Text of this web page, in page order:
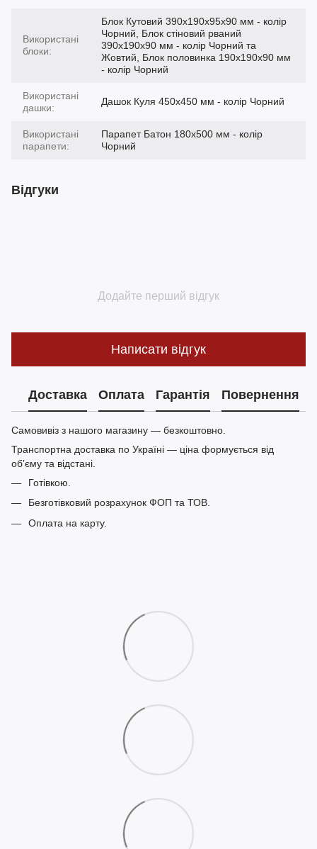
Використані
блоки:
Блок Кутовий 390х190х95х90 мм - колір
Чорний, Блок стіновий рваний
390х190х90 мм - колір Чорний та
Жовтий, Блок половинка 190х190х90 мм
- колір Чорний
Використані
дашки:
Дашок Куля 450х450 мм - колір Чорний
Використані
парапети:
Парапет Батон 180х500 мм - колір
Чорний
Відгуки
Додайте перший відгук
Написати відгук
Доставка Оплата Гарантія Повернення
Самовивіз з нашого магазину — безкоштовно.
Транспортна доставка по Україні — ціна формується від
обʼєму та відстані.
Готівкою.
Безготівковий розрахунок ФОП та ТОВ.
Оплата на карту.